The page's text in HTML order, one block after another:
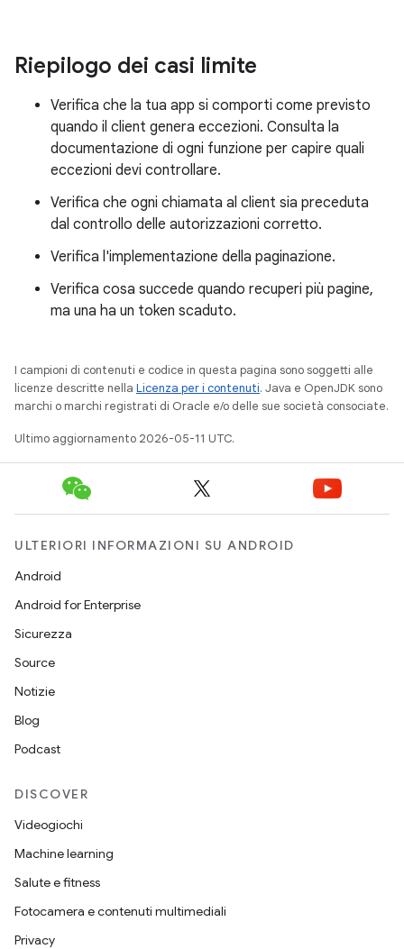
Riepilogo dei casi limite
Verifica che la tua app si comporti come previsto
quando il client genera eccezioni. Consulta la
documentazione di ogni funzione per capire quali
eccezioni devi controllare.
Verifica che ogni chiamata al client sia preceduta
dal controllo delle autorizzazioni corretto.
Verifica l'implementazione della paginazione.
Verifica cosa succede quando recuperi più pagine,
ma una ha un token scaduto.
I campioni di contenuti e codice in questa pagina sono soggetti alle
licenze descritte nella Licenza per i contenuti. Java e OpenJDK sono
marchi o marchi registrati di Oracle e/o delle sue società consociate.
Ultimo aggiornamento 2026-05-11 UTC.
ULTERIORI INFORMAZIONI SU ANDROID
Android
Android for Enterprise
Sicurezza
Source
Notizie
Blog
Podcast
DISCOVER
Videogiochi
Machine learning
Salute e fitness
Fotocamera e contenuti multimediali
Privacy